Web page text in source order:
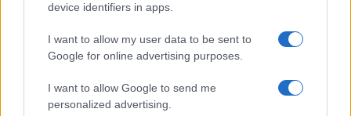
device identifiers in apps.
I want to allow my user data to be sent to
Google for online advertising purposes.
I want to allow Google to send me
personalized advertising.
Cannigione celebra la cultura gallurese con il
“Poker letterario”
È scontro tra Misericordia e Comune di Santa
Teresa Gallura